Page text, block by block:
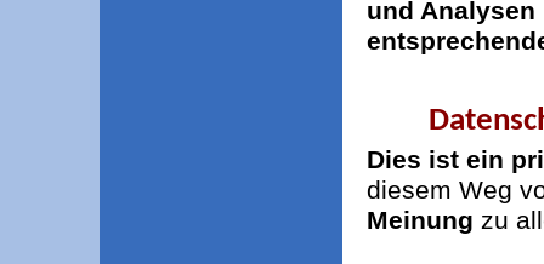
und
Dies ist ein
diesem Weg
Meinung zu